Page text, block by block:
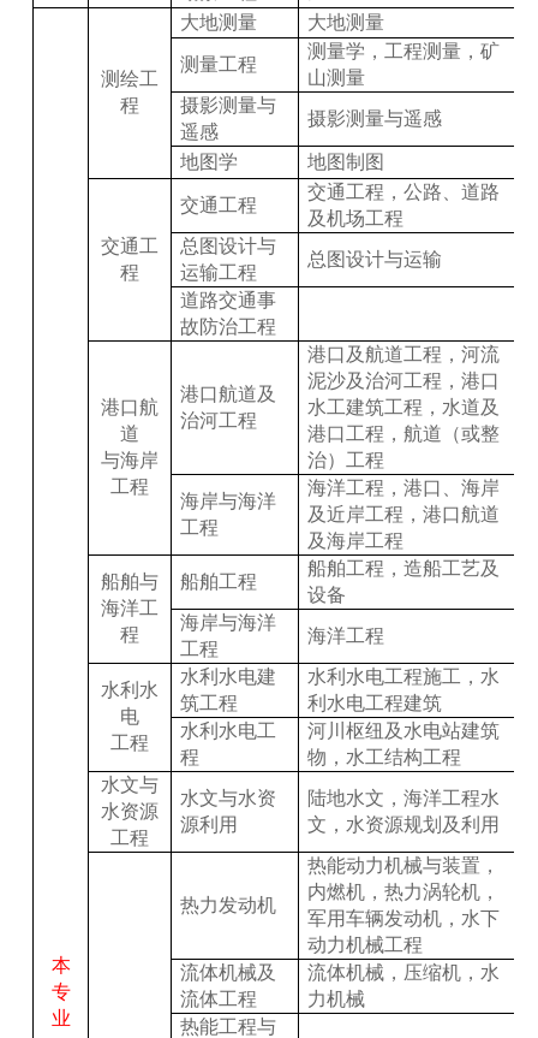
本
专
业
测绘工
程
大地测量 大地测量
测量工程
测量学，工程测量，矿
山测量
摄影测量与
遥感
摄影测量与遥感
地图学 地图制图
交通工
程
交通工程
交通工程，公路、道路
及机场工程
总图设计与
运输工程
总图设计与运输
道路交通事
故防治工程
港口航
道
与海岸
工程
港口航道及
治河工程
港口及航道工程，河流
泥沙及治河工程，港口
水工建筑工程，水道及
港口工程，航道（或整
治）工程
海岸与海洋
工程
海洋工程，港口、海岸
及近岸工程，港口航道
及海岸工程
船舶与
海洋工
程
船舶工程
船舶工程，造船工艺及
设备
海岸与海洋
工程
海洋工程
水利水
电
工程
水利水电建
筑工程
水利水电工程施工，水
利水电工程建筑
水利水电工
程
河川枢纽及水电站建筑
物，水工结构工程
水文与
水资源
工程
水文与水资
源利用
陆地水文，海洋工程水
文，水资源规划及利用
热力发动机
热能动力机械与装置，
内燃机，热力涡轮机，
军用车辆发动机，水下
动力机械工程
流体机械及
流体工程
流体机械，压缩机，水
力机械
热能工程与